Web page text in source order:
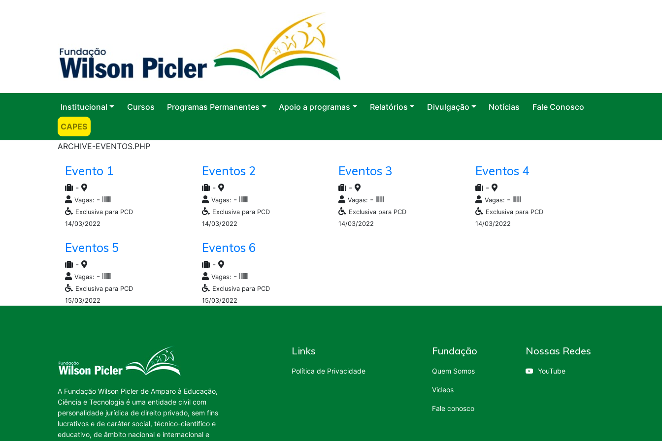
Institucional Cursos Programas Permanentes Apoio a programas Relatórios Divulgação Notícias
Fale Conosco
CAPES
ARCHIVE-EVENTOS.PHP
Evento 1
-
Vagas: -
Exclusiva para PCD
14/03/2022
Eventos 2
-
Vagas: -
Exclusiva para PCD
14/03/2022
Eventos 3
-
Vagas: -
Exclusiva para PCD
14/03/2022
Eventos 4
-
Vagas: -
Exclusiva para PCD
14/03/2022
Eventos 5
-
Vagas: -
Exclusiva para PCD
15/03/2022
Eventos 6
-
Vagas: -
Exclusiva para PCD
15/03/2022
A Fundação Wilson Picler de Amparo à Educação,
Ciência e Tecnologia é uma entidade civil com
personalidade jurídica de direito privado, sem fins
lucrativos e de caráter social, técnico-científico e
educativo, de âmbito nacional e internacional e
Links
Política de Privacidade
Fundação
Quem Somos
Videos
Fale conosco
Nossas Redes
YouTube